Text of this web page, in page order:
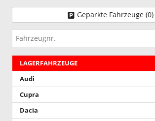
Geparkte Fahrzeuge (0)
Fahrzeugnr.
LAGERFAHRZEUGE
Audi
Cupra
Dacia